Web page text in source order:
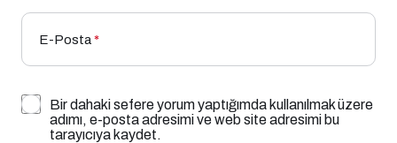
E-Posta*
Bir dahaki sefere yorum yaptığımda kullanılmak üzere
adımı, e-posta adresimi ve web site adresimi bu
tarayıcıya kaydet.